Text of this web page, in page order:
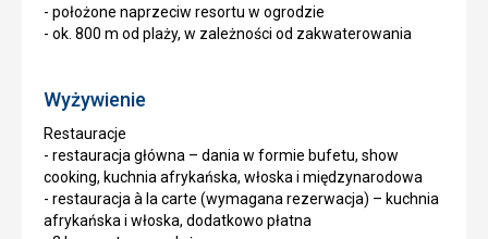
- położone naprzeciw resortu w ogrodzie
- ok. 800 m od plaży, w zależności od zakwaterowania
Wyżywienie
Restauracje
- restauracja główna – dania w formie bufetu, show
cooking, kuchnia afrykańska, włoska i międzynarodowa
- restauracja à la carte (wymagana rezerwacja) – kuchnia
afrykańska i włoska, dodatkowo płatna